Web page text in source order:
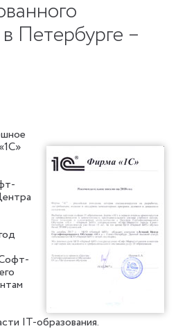
Петербурге –
IT-образования.